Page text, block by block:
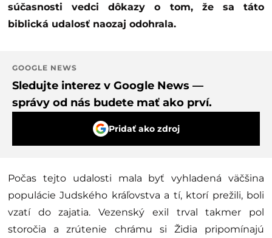
súčasnosti vedci dôkazy o tom, že sa táto
biblická udalosť naozaj odohrala.
GOOGLE NEWS
Sledujte interez v Google News —
správy od nás budete mať ako prví.
Pridať ako zdroj
Počas tejto udalosti mala byť vyhladená väčšina
populácie Judského kráľovstva a tí, ktorí prežili, boli
vzatí do zajatia. Vezenský exil trval takmer pol
storočia a zrútenie chrámu si Židia pripomínajú